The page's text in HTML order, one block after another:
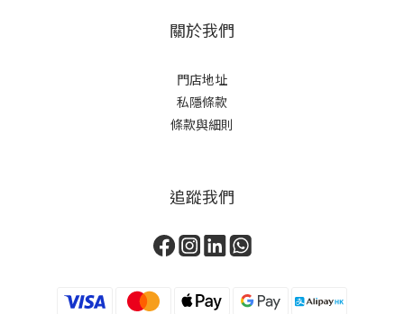
關於我們
門店地址
私隱條款
條款與細則
追蹤我們